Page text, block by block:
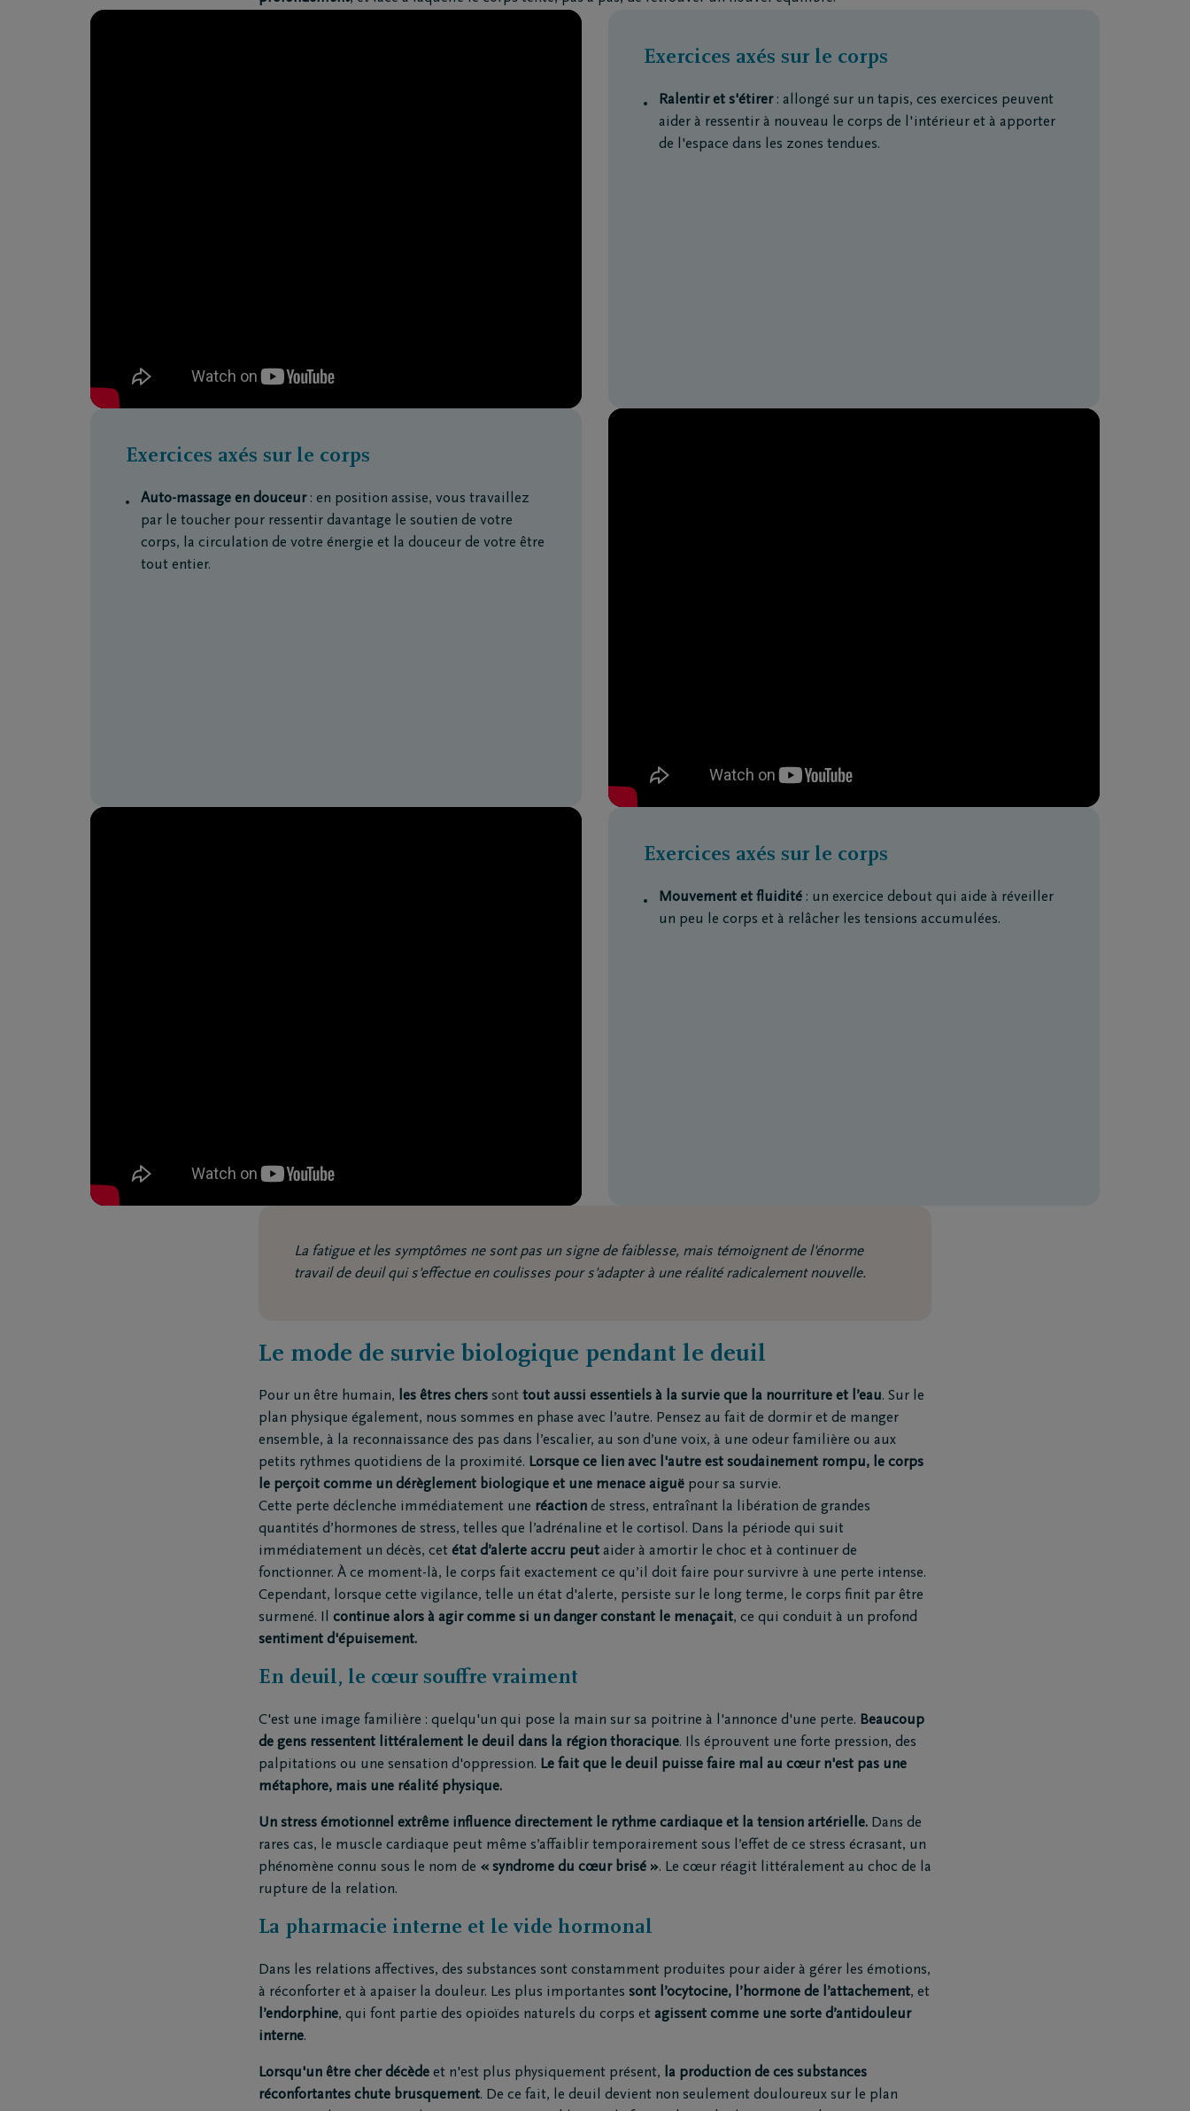
Exercices axés sur le corps
Ralentir et s'étirer : allongé sur un tapis, ces exercices peuvent
aider à ressentir à nouveau le corps de l'intérieur et à apporter
de l'espace dans les zones tendues.
Exercices axés sur le corps
Auto-massage en douceur : en position assise, vous travaillez
par le toucher pour ressentir davantage le soutien de votre
corps, la circulation de votre énergie et la douceur de votre être
tout entier.
Exercices axés sur le corps
Mouvement et fluidité : un exercice debout qui aide à réveiller
un peu le corps et à relâcher les tensions accumulées.
La fatigue et les symptômes ne sont pas un signe de faiblesse, mais témoignent de l'énorme
travail de deuil qui s'effectue en coulisses pour s'adapter à une réalité radicalement nouvelle.
Le mode de survie biologique pendant le deuil
Pour un être humain, les êtres chers sont tout aussi essentiels à la survie que la nourriture et l’eau. Sur le
plan physique également, nous sommes en phase avec l’autre. Pensez au fait de dormir et de manger
ensemble, à la reconnaissance des pas dans l’escalier, au son d’une voix, à une odeur familière ou aux
petits rythmes quotidiens de la proximité. Lorsque ce lien avec l'autre est soudainement rompu, le corps
le perçoit comme un dérèglement biologique et une menace aiguë pour sa survie.
Cette perte déclenche immédiatement une réaction de stress, entraînant la libération de grandes
quantités d’hormones de stress, telles que l’adrénaline et le cortisol. Dans la période qui suit
immédiatement un décès, cet état d’alerte accru peut aider à amortir le choc et à continuer de
fonctionner. À ce moment-là, le corps fait exactement ce qu’il doit faire pour survivre à une perte intense.
Cependant, lorsque cette vigilance, telle un état d'alerte, persiste sur le long terme, le corps finit par être
surmené. Il continue alors à agir comme si un danger constant le menaçait, ce qui conduit à un profond
sentiment d'épuisement.
En deuil, le cœur souffre vraiment
C'est une image familière : quelqu'un qui pose la main sur sa poitrine à l'annonce d'une perte. Beaucoup
de gens ressentent littéralement le deuil dans la région thoracique. Ils éprouvent une forte pression, des
palpitations ou une sensation d'oppression. Le fait que le deuil puisse faire mal au cœur n'est pas une
métaphore, mais une réalité physique.
Un stress émotionnel extrême influence directement le rythme cardiaque et la tension artérielle. Dans de
rares cas, le muscle cardiaque peut même s’affaiblir temporairement sous l’effet de ce stress écrasant, un
phénomène connu sous le nom de « syndrome du cœur brisé ». Le cœur réagit littéralement au choc de la
rupture de la relation.
La pharmacie interne et le vide hormonal
Dans les relations affectives, des substances sont constamment produites pour aider à gérer les émotions,
à réconforter et à apaiser la douleur. Les plus importantes sont l’ocytocine, l’hormone de l’attachement, et
l’endorphine, qui font partie des opioïdes naturels du corps et agissent comme une sorte d’antidouleur
interne.
Lorsqu'un être cher décède et n'est plus physiquement présent, la production de ces substances
réconfortantes chute brusquement. De ce fait, le deuil devient non seulement douloureux sur le plan